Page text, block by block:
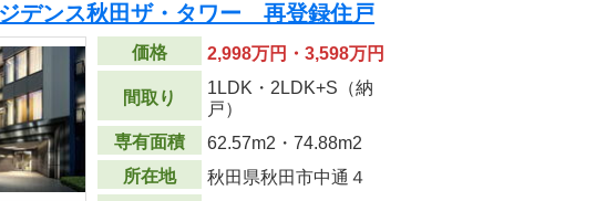
デンス秋田ザ・タワー 再登録住戸
価格 2,998万円・3,598万円
間取り
1LDK・2LDK+S（納
戸）
専有面積
62.57m2 ・74.88m2
所在地
秋田県秋田市中通４